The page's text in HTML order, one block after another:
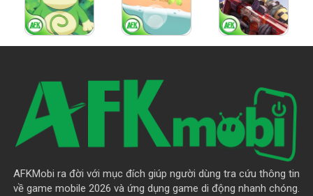
AFKMobi ra đời với mục đích giúp người dùng tra cứu thông tin
về game mobile 2026 và ứng dụng game di động nhanh chóng.